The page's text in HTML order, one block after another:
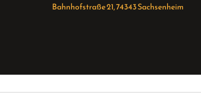
Bahnhofstraße 21, 74343 Sachsenheim